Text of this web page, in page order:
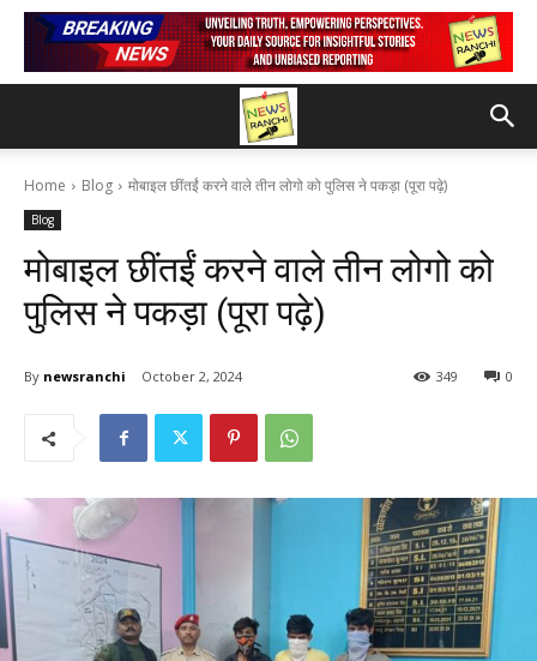
Home Blog मोबाइल छींतईं करने वाले तीन लोगो को पुलिस ने पकड़ा (पूरा पढ़े)
Blog
मोबाइल छींतईं करने वाले तीन लोगो को
पुलिस ने पकड़ा (पूरा पढ़े)
By newsranchi October 2, 2024 0
349